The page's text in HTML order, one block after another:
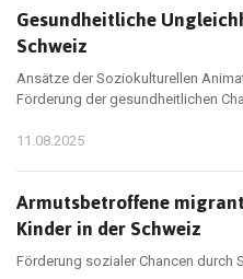
Gesundheitliche
Schweiz
Ansätze der Soziokulturellen
Förderung der gesundheitlichen
11.08.2025
Armutsbetroffene
Kinder in der Schweiz
Förderung sozialer Chancen durch